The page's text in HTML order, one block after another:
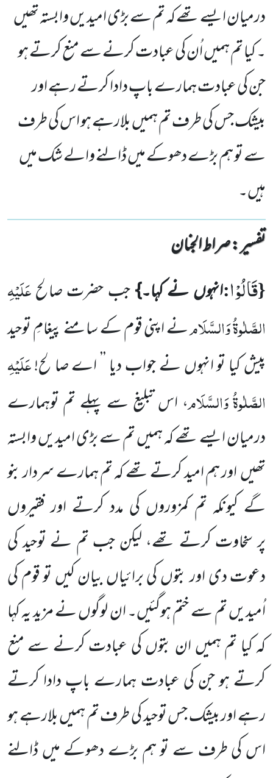
درمیان ایسے تھے کہ تم سے بڑی امیدیں وابستہ تھیں
۔ کیا تم ہمیں اُن کی عبادت کرنے سے منع کرتے ہو
جن کی عبادت ہمارے باپ دادا کرتے رہے اور
بیشک جس کی طرف تم ہمیں بلارہے ہو اس کی طرف
سے تو ہم بڑے دھوکے میں ڈالنے والے شک میں
ہیں۔
تفسیر : ‎صراط الجنان
{قَالُوْا:انہوں نے کہا۔}جب حضرت صالحعَلَیْہِ
الصَّلٰوۃُ وَالسَّلَامنے اپنی قوم کے سامنے پیغامِ توحید
پیش کیا تو انہوںنے جواب دیا ’’ اے صا لح!عَلَیْہِ
الصَّلٰوۃُ وَالسَّلَام، اس تبلیغ سے پہلے تم توہمارے
درمیان ایسے تھے کہ ہمیں تم سے بڑی امیدیںوابستہ
تھیںاور ہم امید کرتے تھے کہ تم ہمارے سردار بنو
گے کیونکہ تم کمزوروں کی مدد کرتے اور فقیروں
پرسخاوت کرتے تھے، لیکن جب تم نے توحید کی
دعوت دی اور بتوں کی برائیاں بیان کیں تو قوم کی
اُمیدیںتم سے ختم ہوگئیں۔ان لوگوں نے مزید یہ کہا
کہ کیا تم ہمیں ان بتوں کی عبادت کرنے سے منع
کرتے ہو جن کی عبادت ہمارے باپ دادا کرتے
رہے اور بیشک جس توحید کی طرف تم ہمیں بلارہے ہو
اس کی طرف سے تو ہم بڑے دھوکے میں ڈالنے